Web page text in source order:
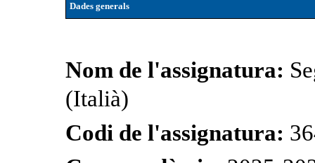
Dades generals
Nom de l'assignatura:
(Italià)
Codi de l'assignatura: